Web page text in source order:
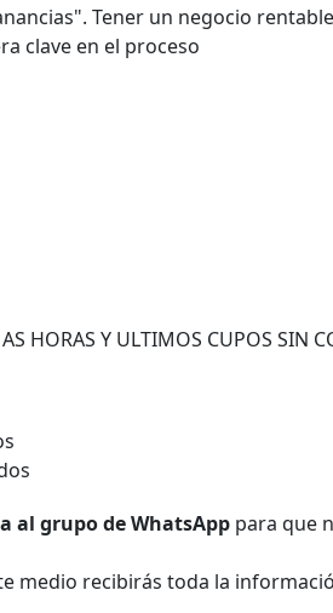
Tener un negocio rentable
clave en el proceso
HORAS Y ULTIMOS CUPOS SIN
al grupo de WhatsApp para que
medio recibirás toda la